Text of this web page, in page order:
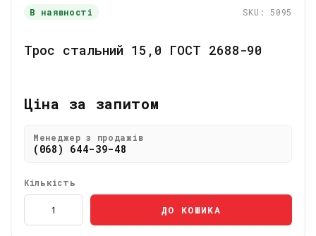
В наявності SKU: 5095
Трос стальний 15,0 ГОСТ 2688-90
Ціна за запитом
Менеджер з продажів
(068) 644-39-48
Кількість
ДО КОШИКА